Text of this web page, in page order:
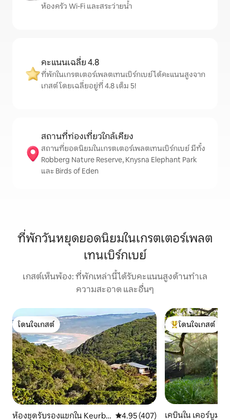
ห้องครัว Wi-Fi และสระว่ายน้ำ
คะแนนเฉลี่ย 4.8
ที่พักในเกรตเตอร์เพลตเทนเบิร์กเบย์ได้คะแนนสูงจาก
เกสต์ โดยเฉลี่ยอยู่ที่ 4.8 เต็ม 5!
สถานที่ท่องเที่ยวใกล้เคียง
สถานที่ยอดนิยมในเกรตเตอร์เพลตเทนเบิร์กเบย์ มีทั้ง
Robberg Nature Reserve, Knysna Elephant Park
และ Birds of Eden
ที่พักวันหยุดยอดนิยมในเกรตเตอร์เพลต
เทนเบิร์กเบย์
เกสต์เห็นพ้อง: ที่พักเหล่านี้ได้รับคะแนนสูงด้านทำเล
ความสะอาด และอื่นๆ
โดนใจเกสต์
โดนใจเกสต์
ห้องชุดรับรองแขกใน Keurbo คะแนนเฉลี่ย 4.95 จาก 5, 407 รีวิว
4.95 (407)
โดนใจเกสต์ที่สุด
โดนใจเกสต์
เคบินใน เคอร์บูมส